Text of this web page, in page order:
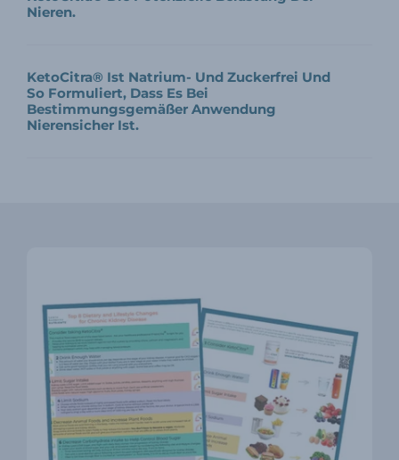
Nieren.
KetoCitra® Ist Natrium- Und Zuckerfrei Und
So Formuliert, Dass Es Bei
Bestimmungsgemäßer Anwendung
Nierensicher Ist.